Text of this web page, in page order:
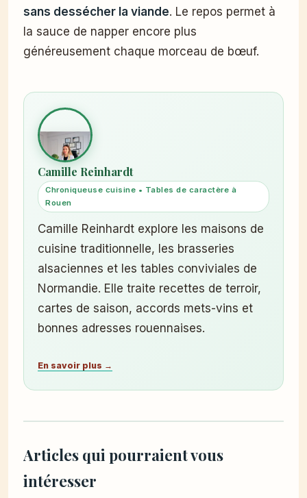
sans dessécher la viande. Le repos permet à
la sauce de napper encore plus
généreusement chaque morceau de bœuf.
Camille Reinhardt
Chroniqueuse cuisine • Tables de caractère à
Rouen
Camille Reinhardt explore les maisons de
cuisine traditionnelle, les brasseries
alsaciennes et les tables conviviales de
Normandie. Elle traite recettes de terroir,
cartes de saison, accords mets-vins et
bonnes adresses rouennaises.
En savoir plus →
Articles qui pourraient vous
intéresser